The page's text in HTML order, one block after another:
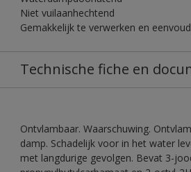
Niet vuilaanhechtend
Gemakkelijk te verwerken en
Technische fiche en
Ontvlambaar. Waarschuwing.
damp. Schadelijk voor in het water
met langdurige gevolgen. Bevat 3-